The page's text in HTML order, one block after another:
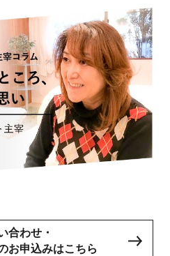
合わせ・
お申込みはこちら